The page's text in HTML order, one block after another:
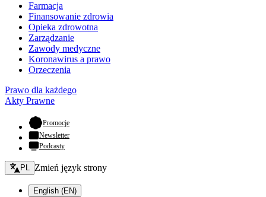
Farmacja
Finansowanie zdrowia
Opieka zdrowotna
Zarządzanie
Zawody medyczne
Koronawirus a prawo
Orzeczenia
Prawo dla każdego
Akty Prawne
Promocje- otwiera się w nowej karcie
Newsletter
Podcasty
Zmień język - bieżący:
PL Zmień język strony
English (EN)